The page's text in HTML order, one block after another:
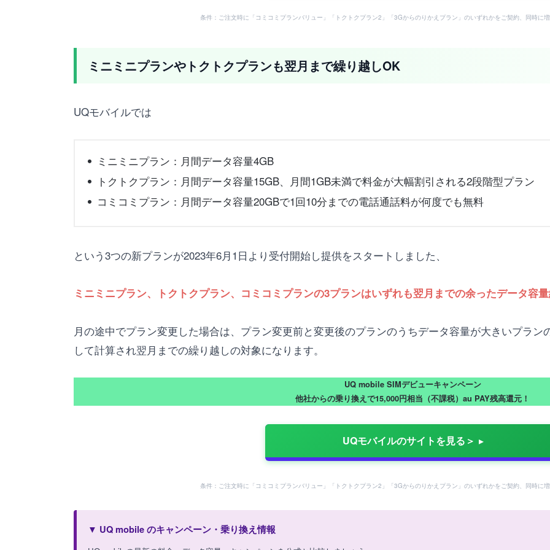
条件：ご注文時に「コミコミプランバリュー」「トクトクプラン2」「3Gからのりかえプラン」のいずれかをご契約、同時に
ミニミニプランやトクトクプランも翌月まで繰り越しOK
UQモバイルでは
ミニミニプラン：月間データ容量4GB
トクトクプラン：月間データ容量15GB、月間1GB未満で料金が大幅割引される2段階型プラン
コミコミプラン：月間データ容量20GBで1回10分までの電話通話料が何度でも無料
という3つの新プランが2023年6月1日より受付開始し提供をスタートしました、
ミニミニプラン、トクトクプラン、コミコミプランの3プランはいずれも翌月までの余ったデータ容量
月の途中でプラン変更した場合は、プラン変更前と変更後のプランのうちデータ容量が大きいプラン
して計算され翌月までの繰り越しの対象になります。
UQ mobile SIMデビューキャンペーン
他社からの乗り換えで15,000円相当（不課税）au PAY残高還元！
UQモバイルのサイトを見る＞
条件：ご注文時に「コミコミプランバリュー」「トクトクプラン2」「3Gからのりかえプラン」のいずれかをご契約、同時に
▼ UQ mobile のキャンペーン・乗り換え情報